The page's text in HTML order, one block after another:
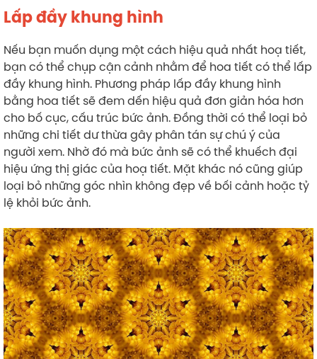
Lấp đầy khung hình
Nếu bạn muốn dụng một cách hiệu quả nhất hoạ tiết,
bạn có thể chụp cận cảnh nhằm để hoa tiết có thể lấp
đầy khung hình. Phương pháp lấp đầy khung hình
bằng hoa tiết sẽ đem dến hiệu quả đơn giản hóa hơn
cho bố cục, cấu trúc bức ảnh. Đồng thời có thể loại bỏ
những chi tiết dư thừa gây phân tán sự chú ý của
người xem. Nhờ đó mà bức ảnh sẽ có thể khuếch đại
hiệu ứng thị giác của hoạ tiết. Mặt khác nó cũng giúp
loại bỏ những góc nhìn không đẹp về bối cảnh hoặc tỷ
lệ khỏi bức ảnh.